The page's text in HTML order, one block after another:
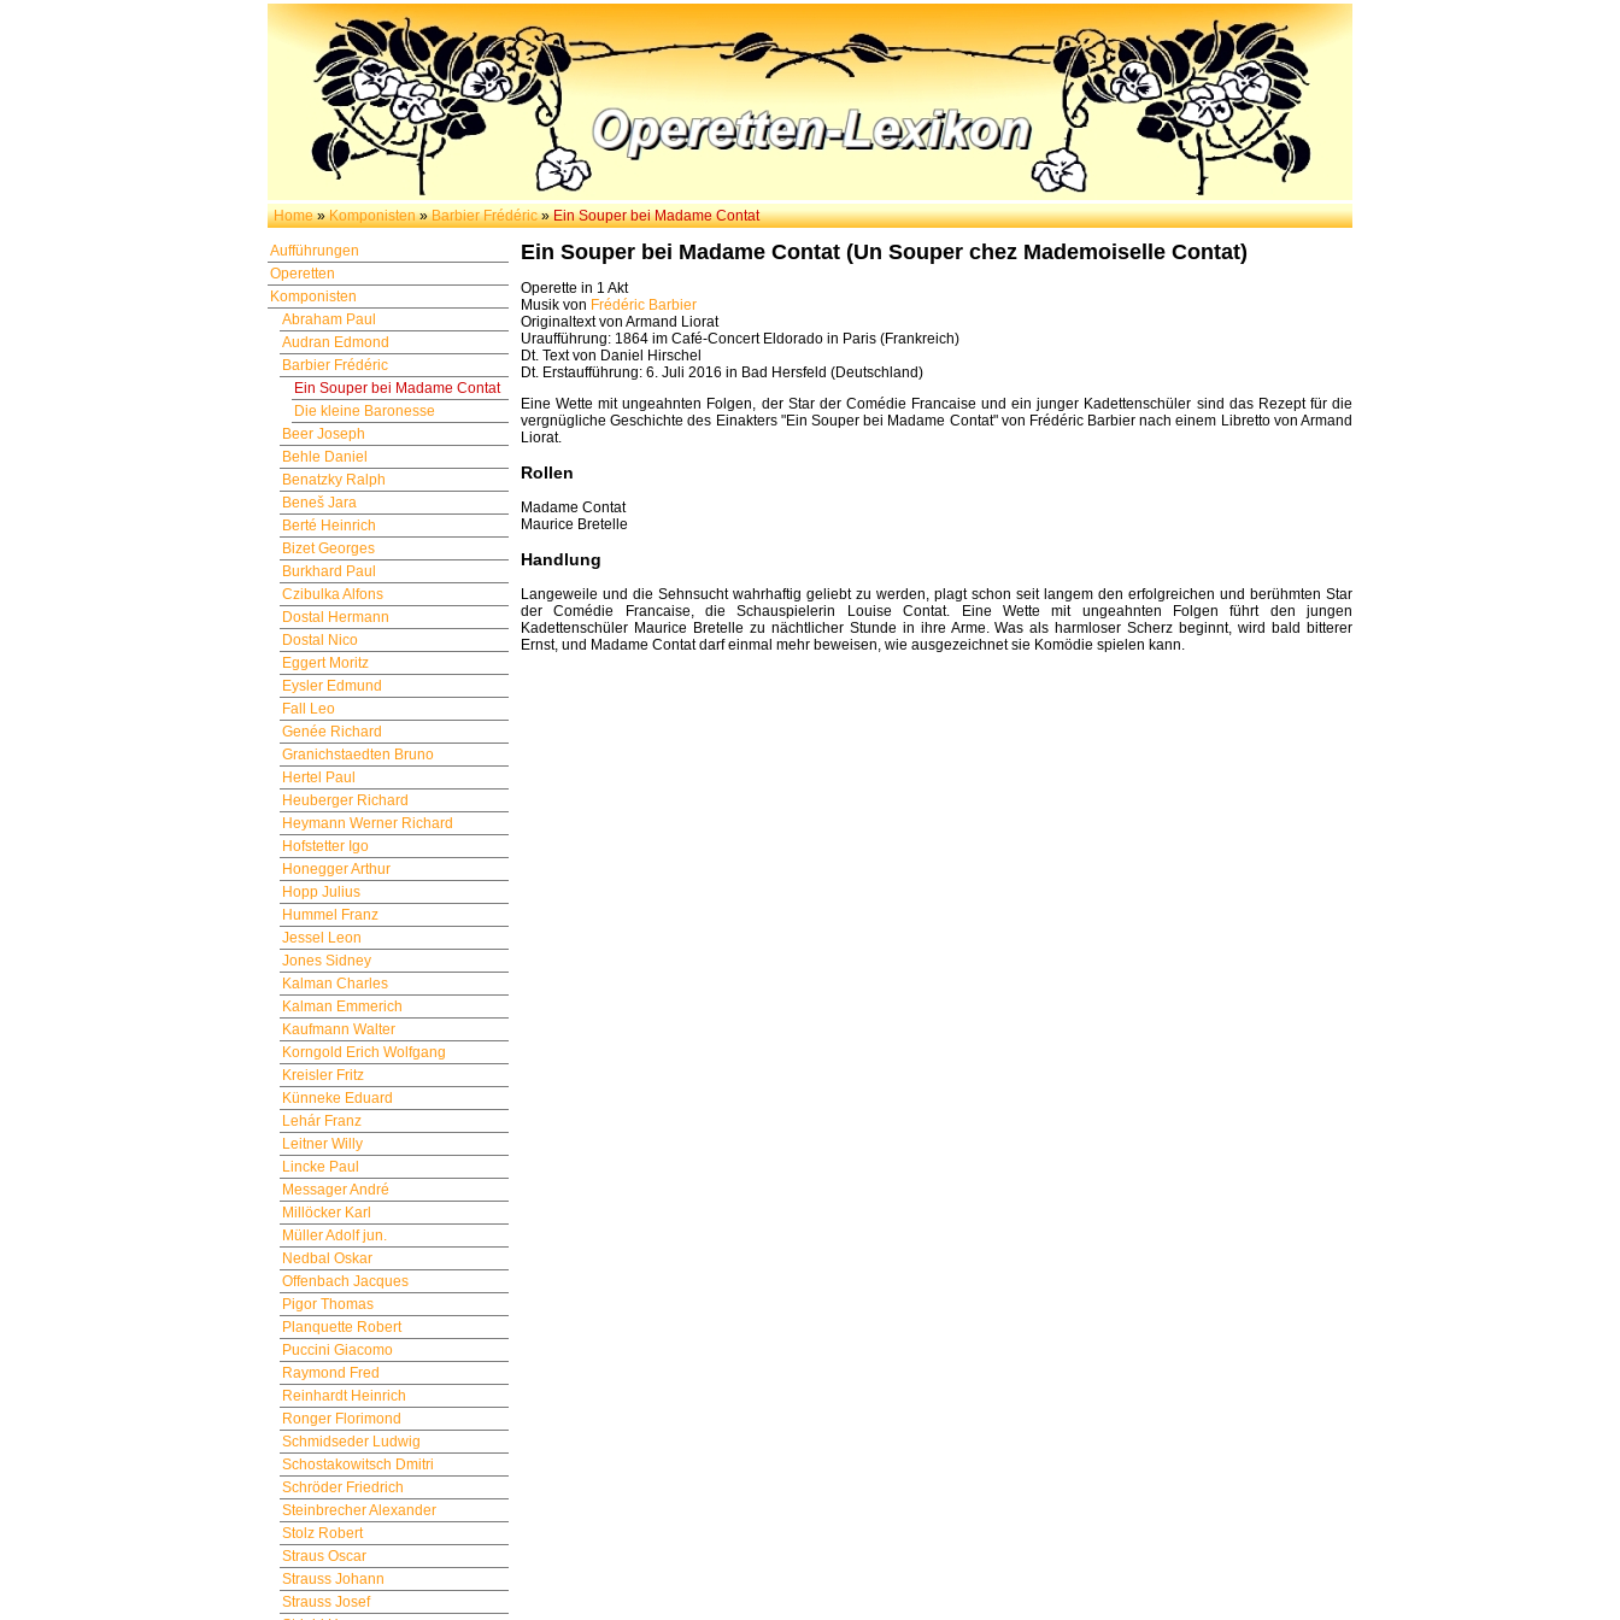
Home »Komponisten »Barbier Frédéric »Ein Souper bei Madame Contat
Aufführungen
Operetten
Komponisten
Abraham Paul
Audran Edmond
Barbier Frédéric
Ein Souper bei Madame Contat
Die kleine Baronesse
Beer Joseph
Behle Daniel
Benatzky Ralph
Beneš Jara
Berté Heinrich
Bizet Georges
Burkhard Paul
Czibulka Alfons
Dostal Hermann
Dostal Nico
Eggert Moritz
Eysler Edmund
Fall Leo
Genée Richard
Granichstaedten Bruno
Hertel Paul
Heuberger Richard
Heymann Werner Richard
Hofstetter Igo
Honegger Arthur
Hopp Julius
Hummel Franz
Jessel Leon
Jones Sidney
Kalman Charles
Kalman Emmerich
Kaufmann Walter
Korngold Erich Wolfgang
Kreisler Fritz
Künneke Eduard
Lehár Franz
Leitner Willy
Lincke Paul
Messager André
Millöcker Karl
Müller Adolf jun.
Nedbal Oskar
Offenbach Jacques
Pigor Thomas
Planquette Robert
Puccini Giacomo
Raymond Fred
Reinhardt Heinrich
Ronger Florimond
Schmidseder Ludwig
Schostakowitsch Dmitri
Schröder Friedrich
Steinbrecher Alexander
Stolz Robert
Straus Oscar
Strauss Johann
Strauss Josef
Ein Souper bei Madame Contat (Un Souper chez Mademoiselle Contat)
Operette in 1 Akt
Musik von Frédéric Barbier
Originaltext von Armand Liorat
Uraufführung: 1864 im Café-Concert Eldorado in Paris (Frankreich)
Dt. Text von Daniel Hirschel
Dt. Erstaufführung: 6. Juli 2016 in Bad Hersfeld (Deutschland)
Eine Wette mit ungeahnten Folgen, der Star der Comédie Francaise und ein junger Kadettenschüler sind das Rezept für die
vergnügliche Geschichte des Einakters "Ein Souper bei Madame Contat" von Frédéric Barbier nach einem Libretto von Armand
Liorat.
Rollen
Madame Contat
Maurice Bretelle
Handlung
Langeweile und die Sehnsucht wahrhaftig geliebt zu werden, plagt schon seit langem den erfolgreichen und berühmten Star
der Comédie Francaise, die Schauspielerin Louise Contat. Eine Wette mit ungeahnten Folgen führt den jungen
Kadettenschüler Maurice Bretelle zu nächtlicher Stunde in ihre Arme. Was als harmloser Scherz beginnt, wird bald bitterer
Ernst, und Madame Contat darf einmal mehr beweisen, wie ausgezeichnet sie Komödie spielen kann.